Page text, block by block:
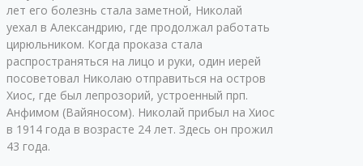
лет его болезнь стала заметной, Николай
уехал в Александрию, где продолжал работать
цирюльником. Когда проказа стала
распространяться на лицо и руки, один иерей
посоветовал Николаю отправиться на остров
Хиос, где был лепрозорий, устроенный прп.
Анфимом (Вайяносом). Николай прибыл на Хиос
в 1914 года в возрасте 24 лет. Здесь он прожил
43 года.